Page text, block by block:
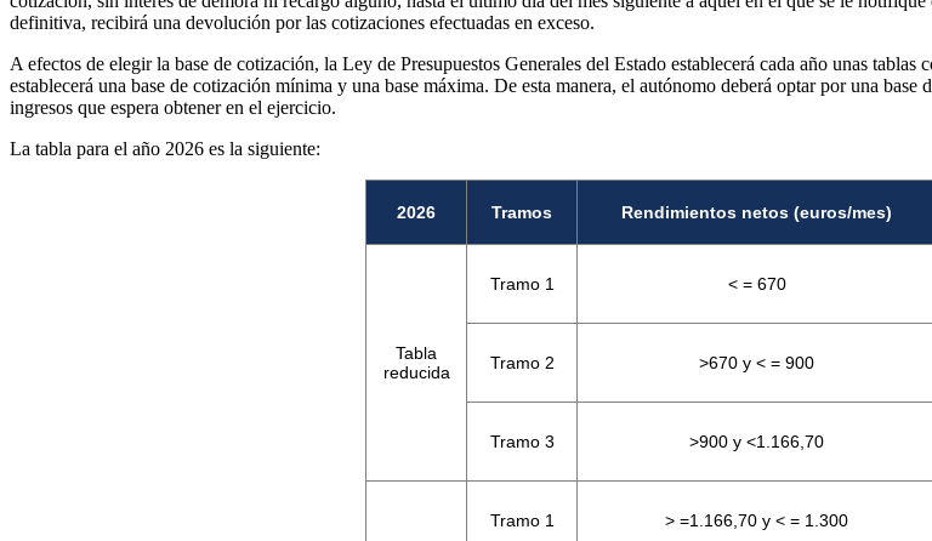
definitiva, recibirá una devolución por las cotizaciones efectuadas en exceso.
A efectos de elegir la base de cotización, la Ley de Presupuestos Generales del Estado establecerá cada año unas
establecerá una base de cotización mínima y una base máxima. De esta manera, el autónomo deberá optar por una
ingresos que espera obtener en el ejercicio.
La tabla para el año 2026 es la siguiente:
2026 Tramos Rendimientos netos (euros/mes)
Tabla
reducida
Tramo 1 < = 670
Tramo 2 >670 y < = 900
Tramo 3 >900 y <1.166,70
Tramo 1 > =1.166,70 y < = 1.300